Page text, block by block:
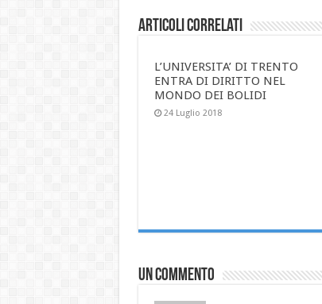
Articoli correlati
L’UNIVERSITA’ DI TRENTO
ENTRA DI DIRITTO NEL
MONDO DEI BOLIDI
24 Luglio 2018
Un commento